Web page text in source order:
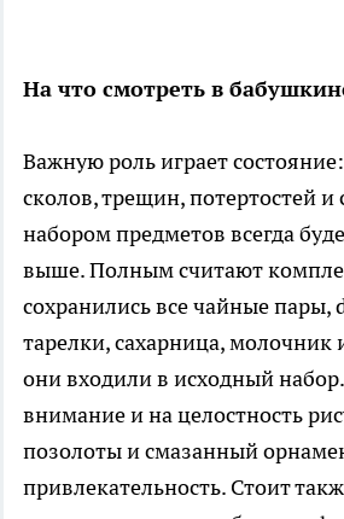
На что смотреть в
Важную роль играет
сколов, трещин, потертостей
набором предметов всегда
выше. Полным считают
сохранились все чайные пары,
тарелки, сахарница, молочник
они входили в исходный
внимание и на целостность
позолоты и смазанный
привлекательность. Стоит